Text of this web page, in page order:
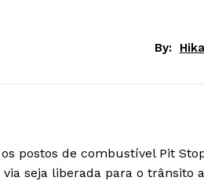
By:
postos de combustível Pit
seja liberada para o trânsito